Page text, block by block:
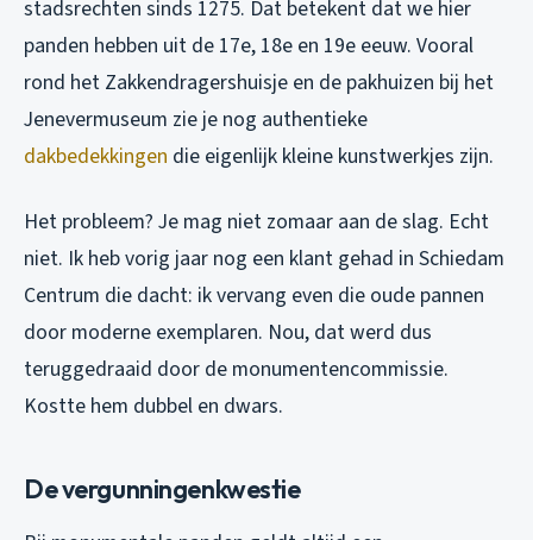
stadsrechten sinds 1275. Dat betekent dat we hier
panden hebben uit de 17e, 18e en 19e eeuw. Vooral
rond het Zakkendragershuisje en de pakhuizen bij het
Jenevermuseum zie je nog authentieke
dakbedekkingen die eigenlijk kleine kunstwerkjes zijn.
Het probleem? Je mag niet zomaar aan de slag. Echt
niet. Ik heb vorig jaar nog een klant gehad in Schiedam
Centrum die dacht: ik vervang even die oude pannen
door moderne exemplaren. Nou, dat werd dus
teruggedraaid door de monumentencommissie.
Kostte hem dubbel en dwars.
De vergunningenkwestie